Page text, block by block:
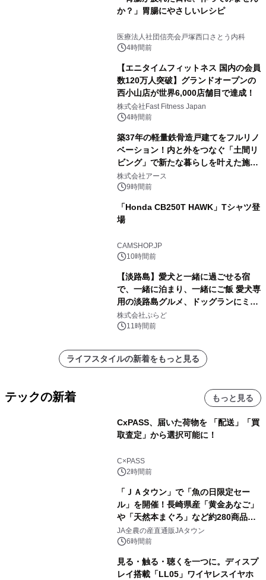
か？」胃腸にやさしいレシピ
医療法人社団信亮会戸塚西口さとう内科
4時間前
【エニタイムフィットネス 国内の会員
数120万人突破】グランドオープンの
西小山店が世界6,000店舗目で達成！
株式会社Fast Fitness Japan
4時間前
築37年の軽量鉄骨造戸建てをフルリノ
ベーション！内と外をつなぐ「土間リ
ビング」で新たな暮らしを叶えた施工
事例を株式会社アースが公開
株式会社アース
9時間前
「Honda CB250T HAWK」Tシャツ登
場
CAMSHOP.JP
10時間前
【淡路島】愛犬と一緒に過ごせる宿
で、一緒に泊まり、一緒にご飯 愛犬専
用の淡路島グルメ、ドッグランにミニ
プール グランピングとトレーラーハウ
スの2施設で
株式会社ぷらど
11時間前
ライフスタイルの新着をもっと見る
テックの新着 もっと見る
CxPASS、届いた荷物を 「配送」「買
取査定」から選択可能に！
C×PASS
2時間前
「ＪＡタウン」で「魚の日限定セー
ル」を開催！長崎県産「黄金あなご」
や「天然本まぐろ」など約280商品を
販売！～毎月１０日の定例企画～
JA全農の産直通販JAタウン
6時間前
見る・触る・聴くを一つに。ディスプ
レイ搭載「LL05」ワイヤレスイヤホ